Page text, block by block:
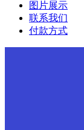
图片展示
联系我们
付款方式